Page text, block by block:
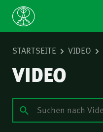
STARTSEITE VIDEO
VIDEO